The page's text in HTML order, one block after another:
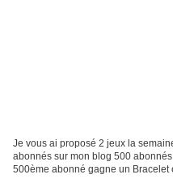
Je vous ai proposé 2 jeux la
abonnés sur mon blog 500
500ème abonné gagne un